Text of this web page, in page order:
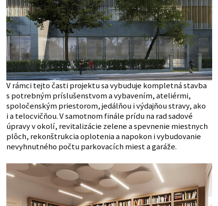
V rámci tejto časti projektu sa vybuduje kompletná stavba
s potrebným príslušenstvom a vybavením, ateliérmi,
spoločenským priestorom, jedálňou i výdajňou stravy, ako
i a telocvičňou. V samotnom finále prídu na rad sadové
úpravy v okolí, revitalizácie zelene a spevnenie miestnych
plôch, rekonštrukcia oplotenia a napokon i vybudovanie
nevyhnutného počtu parkovacích miest a garáže.